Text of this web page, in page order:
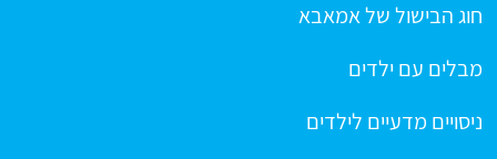
חוג הבישול של אמאבא
מבלים עם ילדים
ניסויים מדעיים לילדים